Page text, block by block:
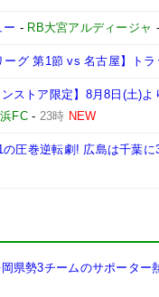
ー - RB大宮アルディージャ
ーグ 第1節 vs 名古屋】ト
ンストア限定】8月8日(土)
FC - 23時 NEW
の圧巻逆転劇! 広島は千葉
県勢3チームのサポータ